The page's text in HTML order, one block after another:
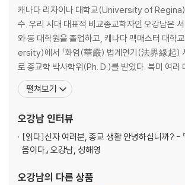
김 목사의 성경관 - ‘성경대로’ 믿는다?
흥부전과 성경 - 성경을 ‘믿는다’?
창조 이야기의 딜레마와 교훈
아담의 갈빗대?
선악과 - 이분법적 의식의 출현
노아 홍수를 따져보면
경상도 시리즈와 성경
단군신화와 기독교
베들레헴과 백두산 기슭
성경이 사람을 죽이는 몇 가지 경우
산타 할아버지는 언제 오시는가? - 두 가지 문자주의
캐나다 리자이나 대학교(University of Regina)
수. 우리 시대 대표적 비교종교학자인 오강남은
와 동 대학원을 졸업하고, 캐나다 맥매스터 대
ersity)에서 「화엄(華嚴) 법계연기(法界緣起)
로 종교학 박사학위(Ph. D.)를 받았다. 북미 여러
객원교수, 북미 한인종교학회 회장, 미국종교학회
동의장을 역임했으며, 북미와 한국을 오가며 집필
『예수는 없다』와 종교의
펼쳐보기
오강남 인터뷰
[읽다]신자 여러분, 종교 생활 안녕하십니까? -
음이다』 오강남, 성해영
오강남의 다른 상품